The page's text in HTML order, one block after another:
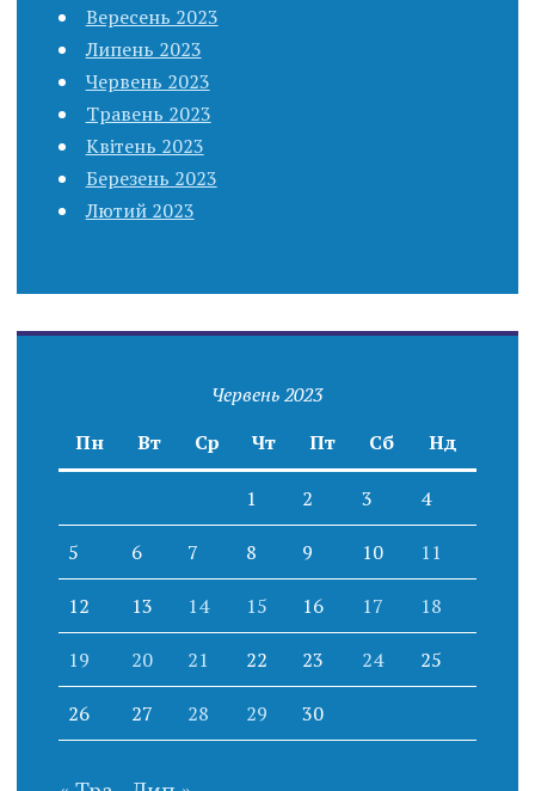
Вересень 2023
Липень 2023
Червень 2023
Травень 2023
Квітень 2023
Березень 2023
Лютий 2023
Червень 2023
Пн
Вт Ср Чт Пт Сб Нд
1 2 3 4
5 6 7 8 9 10 11
12 13 14 15 16 17 18
19 20 21 22 23 24 25
26 27 28 29 30